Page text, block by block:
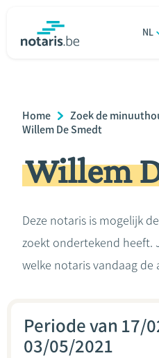
gaan
NL
Relatie & samenleven
Erven & schenken
Over de notaris
Breadcrumb
Home
Zoek de
Willem De Smedt
Willem
Deze notaris is mogelijk
zoekt ondertekend heeft.
welke notaris vandaag
Periode van 17/
03/05/2021